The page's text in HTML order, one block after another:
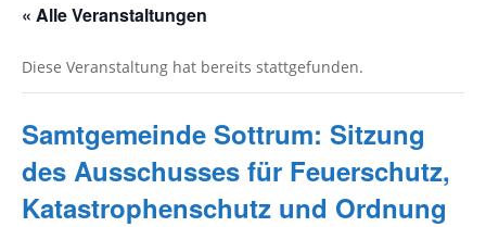
« Alle Veranstaltungen
Diese Veranstaltung hat bereits stattgefunden.
Samtgemeinde Sottrum: Sitzung
des Ausschusses für Feuerschutz,
Katastrophenschutz und Ordnung